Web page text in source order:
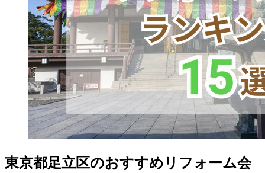
東京都足立区のおすすめリフォーム会